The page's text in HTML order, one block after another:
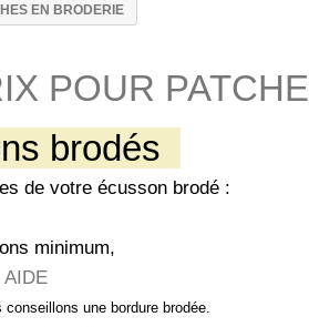
EN BRODERIE
POUR
brodés
de votre écusson brodé :
minimum,
AIDE
une bordure brodée.